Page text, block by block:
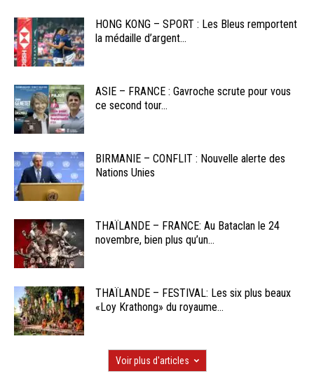
HONG KONG – SPORT : Les Bleus remportent
la médaille d’argent...
ASIE – FRANCE : Gavroche scrute pour vous
ce second tour...
BIRMANIE – CONFLIT : Nouvelle alerte des
Nations Unies
THAÏLANDE – FRANCE: Au Bataclan le 24
novembre, bien plus qu’un...
THAÏLANDE – FESTIVAL: Les six plus beaux
«Loy Krathong» du royaume...
Voir plus d'articles